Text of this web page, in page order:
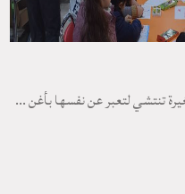
تنتشي لتعبر عن نفسها بأغن ...